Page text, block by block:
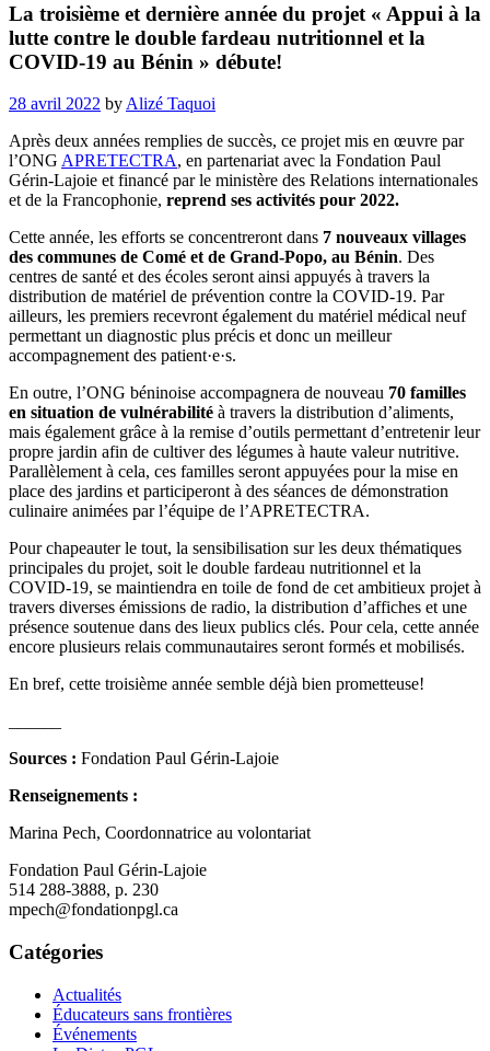
La troisième et dernière année du projet « Appui à la
lutte contre le double fardeau nutritionnel et la
COVID-19 au Bénin » débute!
Posted
28 avril 2022 byAlizé Taquoi
Après deux années remplies de succès, ce projet mis en œuvre par
l’ONG APRETECTRA, en partenariat avec la Fondation Paul
Gérin-Lajoie et financé par le ministère des Relations internationales
et de la Francophonie, reprend ses activités pour 2022.
Cette année, les efforts se concentreront dans 7 nouveaux villages
des communes de Comé et de Grand-Popo, au Bénin. Des
centres de santé et des écoles seront ainsi appuyés à travers la
distribution de matériel de prévention contre la COVID-19. Par
ailleurs, les premiers recevront également du matériel médical neuf
permettant un diagnostic plus précis et donc un meilleur
accompagnement des patient·e·s.
En outre, l’ONG béninoise accompagnera de nouveau 70 familles
en situation de vulnérabilité à travers la distribution d’aliments,
mais également grâce à la remise d’outils permettant d’entretenir leur
propre jardin afin de cultiver des légumes à haute valeur nutritive.
Parallèlement à cela, ces familles seront appuyées pour la mise en
place des jardins et participeront à des séances de démonstration
culinaire animées par l’équipe de l’APRETECTRA.
Pour chapeauter le tout, la sensibilisation sur les deux thématiques
principales du projet, soit le double fardeau nutritionnel et la
COVID-19, se maintiendra en toile de fond de cet ambitieux projet à
travers diverses émissions de radio, la distribution d’affiches et une
présence soutenue dans des lieux publics clés. Pour cela, cette année
encore plusieurs relais communautaires seront formés et mobilisés.
En bref, cette troisième année semble déjà bien prometteuse!
Sources : Fondation Paul Gérin-Lajoie
Renseignements :
Marina Pech, Coordonnatrice au volontariat
Fondation Paul Gérin-Lajoie
514 288-3888, p. 230
mpech@fondationpgl.ca
Catégories
Actualités
Éducateurs sans frontières
Événements